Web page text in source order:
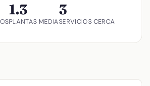
1.3
PLANTAS MEDIA
3
SERVICIOS CERCA